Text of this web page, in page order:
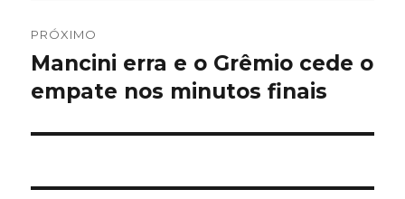
PRÓXIMO
Próximo
post:
Mancini erra e o Grêmio cede o
empate nos minutos finais